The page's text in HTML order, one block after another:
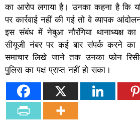
का आरोप लगाया है। उनका कहना है कि
पर कार्रवाई नहीं की गई तो वे व्यापक
इस संबंध में नेबुआ नौरंगिया थानाध्यक्ष
सीयूजी नंबर पर कई बार संपर्क करने का
समाचार लिखे जाने तक उनका फोन
पुलिस का पक्ष प्राप्त नहीं हो सका।